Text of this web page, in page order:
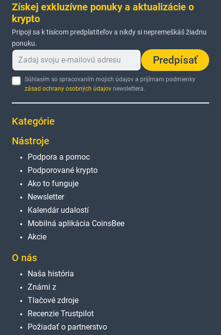
Získej exkluzívne ponuky a aktualizácie o
krypto
Pripoji sa k tisícom predplatiteľov a nikdy si nepremeškáš žiadnu
ponuku.
Predpísať
Súhlasím so spracovaním mojich údajov a prijímam podmienky
zásad ochrany osobných údajov newslettera.
Kategórie
Nástroje
Podpora a pomoc
Podporované krypto
Ako to funguje
Newsletter
Kalendár udalostí
Mobilná aplikácia CoinsBee
Akcie
O nás
Naša história
Známi z
Tlačové zdroje
Recenzie Trustpilot
Požiadať o partnerstvo